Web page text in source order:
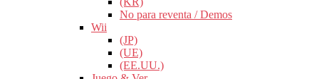
No para reventa / Demos
Wii
(JP)
(UE)
(EE.UU.)